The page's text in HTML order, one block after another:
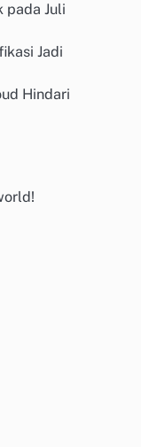
pada Juli
Jadi
Hindari